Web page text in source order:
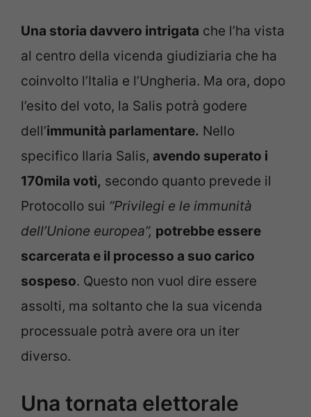
Una storia davvero intrigata che l’ha vista
al centro della vicenda giudiziaria che ha
coinvolto l’Italia e l’Ungheria. Ma ora, dopo
l’esito del voto, la Salis potrà godere
dell’immunità parlamentare. Nello
specifico Ilaria Salis, avendo superato i
170mila voti, secondo quanto prevede il
Protocollo sui “Privilegi e le immunità
dell’Unione europea”, potrebbe essere
scarcerata e il processo a suo carico
sospeso. Questo non vuol dire essere
assolti, ma soltanto che la sua vicenda
processuale potrà avere ora un iter
diverso.
Una tornata elettorale